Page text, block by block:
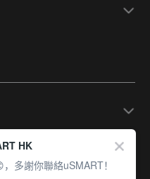
HK
多謝你聯絡uSMART！